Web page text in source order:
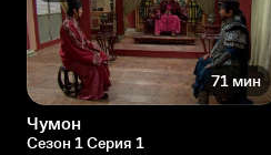
71 мин
Чумон
Сезон 1 Серия 1